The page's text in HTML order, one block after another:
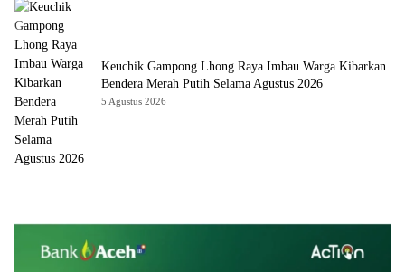
Keuchik Gampong Lhong Raya Imbau Warga Kibarkan
Bendera Merah Putih Selama Agustus 2026
5 Agustus 2026